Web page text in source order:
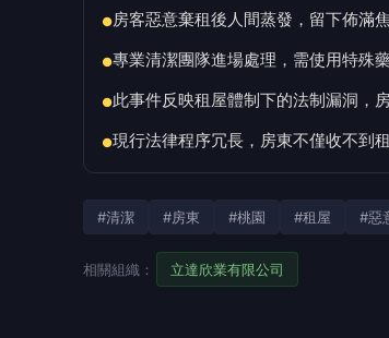
●房客惡意棄租後人間蒸發，留下佈滿
●專業清潔團隊進場處理，需使用特殊
●此事件反映租屋體制下的法制漏洞，
●現行法律程序冗長，房東不僅收不到
#清潔 #房東 #桃園 #租屋 #惡
相關組織： 立達欣業有限公司